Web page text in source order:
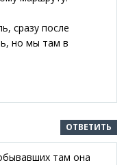
сразу после
но мы там в
ОТВЕТИТЬ
там она